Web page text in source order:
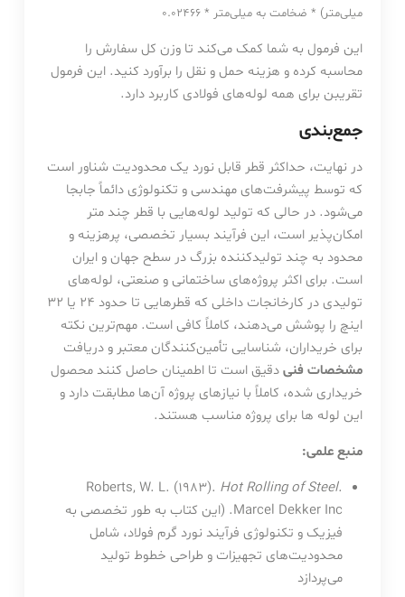
میلی‌متر) * ضخامت به میلی‌متر * 0.02466
این فرمول به شما کمک می‌کند تا وزن کل سفارش را
محاسبه کرده و هزینه حمل و نقل را برآورد کنید. این فرمول
تقریبن برای همه لوله‌های فولادی کاربرد دارد.
جمع‌بندی
در نهایت، حداکثر قطر قابل نورد یک محدودیت شناور است
که توسط پیشرفت‌های مهندسی و تکنولوژی دائماً جابجا
می‌شود. در حالی که تولید لوله‌هایی با قطر چند متر
امکان‌پذیر است، این فرآیند بسیار تخصصی، پرهزینه و
محدود به چند تولیدکننده بزرگ در سطح جهان و ایران
است. برای اکثر پروژه‌های ساختمانی و صنعتی، لوله‌های
تولیدی در کارخانجات داخلی که قطرهایی تا حدود ۲۴ یا ۳۲
اینچ را پوشش می‌دهند، کاملاً کافی است. مهم‌ترین نکته
برای خریداران، شناسایی تأمین‌کنندگان معتبر و دریافت
مشخصات فنیدقیق است تا اطمینان حاصل کنند محصول
خریداری شده، کاملاً با نیازهای پروژه آن‌ها مطابقت دارد و
این لوله ها برای پروژه مناسب هستند.
منبع علمی:
Roberts, W. L. (1983). Hot Rolling of Steel.
Marcel Dekker Inc. (این کتاب به طور تخصصی به
فیزیک و تکنولوژی فرآیند نورد گرم فولاد، شامل
محدودیت‌های تجهیزات و طراحی خطوط تولید
می‌پردازد